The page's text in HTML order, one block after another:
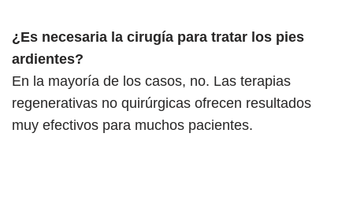
¿Es necesaria la cirugía para tratar los pies
ardientes?
En la mayoría de los casos, no. Las terapias
regenerativas no quirúrgicas ofrecen resultados
muy efectivos para muchos pacientes.